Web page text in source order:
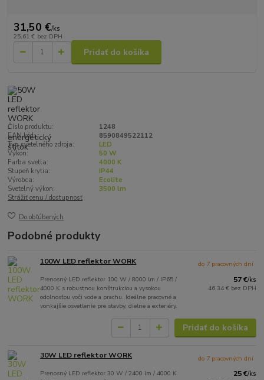
31,50 €/ks
25,61 € bez DPH
Pridať do košíka
Číslo produktu:
1248
EAN kód:
8590849522112
Typ svetelného zdroja:
LED
Výkon:
50 W
Farba svetla:
4000 K
Stupeň krytia:
IP44
Výrobca:
Ecolite
Svetelný výkon:
3500 lm
Strážiť cenu / dostupnosť
Do obľúbených
Podobné produkty
100W LED reflektor WORK
Prenosný LED reflektor 100 W / 8000 lm / IP65 /
4000 K s robustnou konštrukciou a vysokou
odolnosťou voči vode a prachu. Ideálne pracovné a
vonkajšie osvetlenie pre stavby, dielne a exteriéry.
57 €/ks
46,34 € bez DPH
do 7 pracovných dní
Pridať do košíka
30W LED reflektor WORK
Prenosný LED reflektor 30 W / 2400 lm / 4000 K
25 €/ks
do 7 pracovných dní